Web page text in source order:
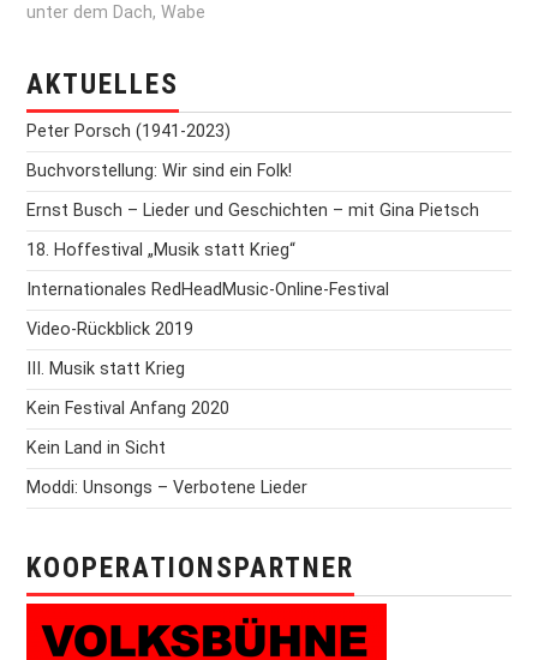
unter dem Dach,Wabe
AKTUELLES
Peter Porsch (1941-2023)
Buchvorstellung: Wir sind ein Folk!
Ernst Busch – Lieder und Geschichten – mit Gina Pietsch
18. Hoffestival „Musik statt Krieg“
Internationales RedHeadMusic-Online-Festival
Video-Rückblick 2019
III. Musik statt Krieg
Kein Festival Anfang 2020
Kein Land in Sicht
Moddi: Unsongs – Verbotene Lieder
KOOPERATIONSPARTNER